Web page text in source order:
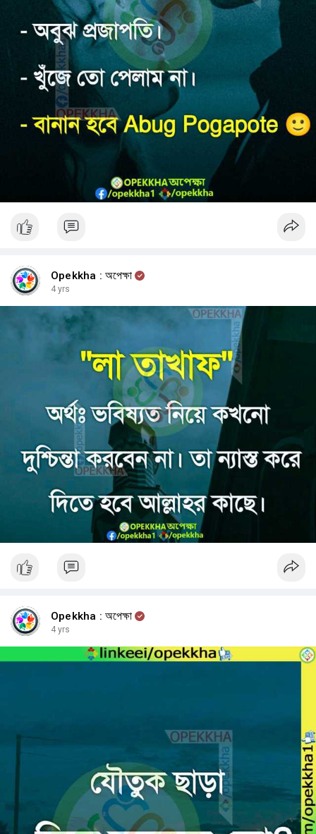
Opekkha : অপেক্ষা
4 yrs
Opekkha : অপেক্ষা
4 yrs